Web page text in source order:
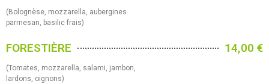
(Bolognèse, mozzarella, aubergines
parmesan, basilic frais)
FORESTIÈRE 14,00 €
(Tomates, mozzarella, salami, jambon,
lardons, oignons)